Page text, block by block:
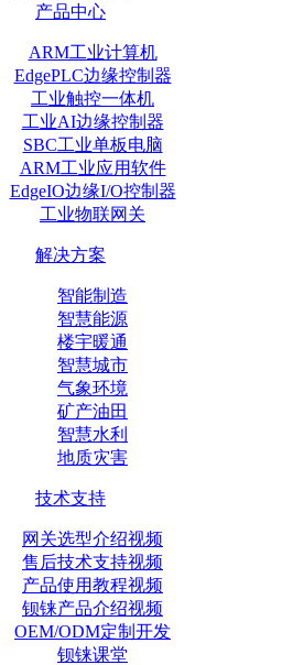
产品中心
ARM工业计算机
EdgePLC边缘控制器
工业触控一体机
工业AI边缘控制器
SBC工业单板电脑
ARM工业应用软件
EdgeIO边缘I/O控制器
工业物联网关
解决方案
智能制造
智慧能源
楼宇暖通
智慧城市
气象环境
矿产油田
智慧水利
地质灾害
技术支持
网关选型介绍视频
售后技术支持视频
产品使用教程视频
钡铼产品介绍视频
OEM/ODM定制开发
钡铼课堂